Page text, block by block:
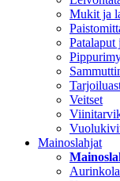
Mukit ja
Patalaput
Veitset
Mainoslahjat